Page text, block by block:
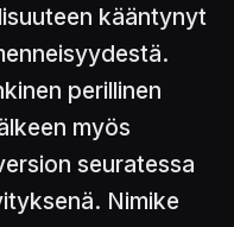
kääntynyt
perillinen
myös
seuratessa
Nimike